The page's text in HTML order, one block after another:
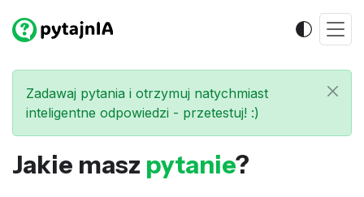
Zadawaj pytania i otrzymuj natychmiast
inteligentne odpowiedzi - przetestuj! :)
Jakie masz pytanie?